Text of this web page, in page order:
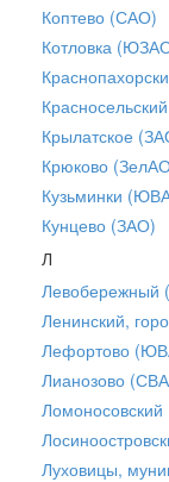
Коптево (САО)
Котловка
Крылатское
Крюково
Кузьминки
Кунцево (ЗАО)
Л
Ленинский,
Лефортово
Лианозово
Луховицы,